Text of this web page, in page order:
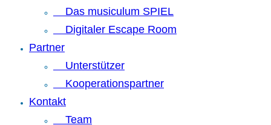
Das musiculum SPIEL
Digitaler Escape Room
Partner
Unterstützer
Kooperationspartner
Kontakt
Team